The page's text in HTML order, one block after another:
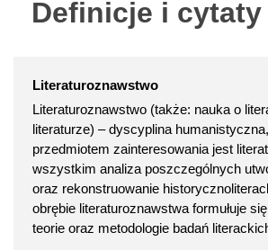
Definicje i cytaty
Literaturoznawstwo
Literaturoznawstwo (także: nauka o
literaturze) – dyscyplina
przedmiotem zainteresowania jest
wszystkim analiza poszczególnych
oraz rekonstruowanie
obrębie literaturoznawstwa formułuje
teorie oraz metodologie badań